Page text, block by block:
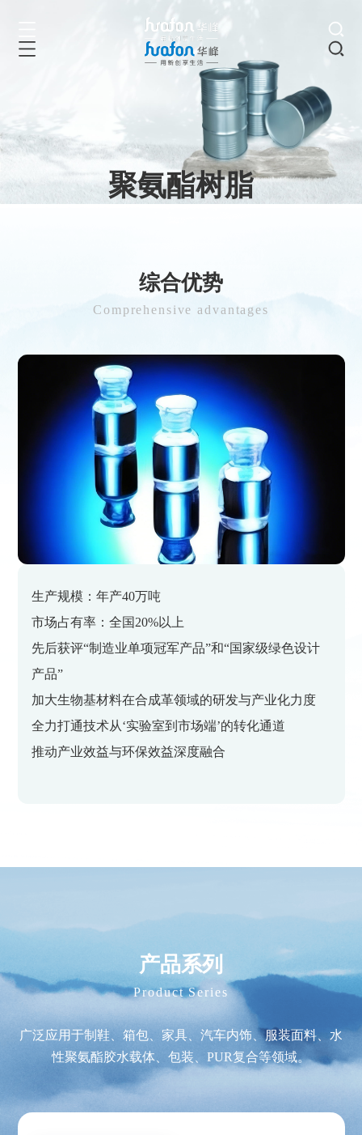
聚氨酯树脂
循环密码，材料共生
综合优势
Comprehensive advantages
生产规模：年产40万吨
市场占有率：全国20%以上
先后获评“制造业单项冠军产品”和“国家级绿色设计
产品”
加大生物基材料在合成革领域的研发与产业化力度
全力打通技术从‘实验室到市场端’的转化通道
推动产业效益与环保效益深度融合
产品系列
Product Series
广泛应用于制鞋、箱包、家具、汽车内饰、服装面料、水
性聚氨酯胶水载体、包装、PUR复合等领域。